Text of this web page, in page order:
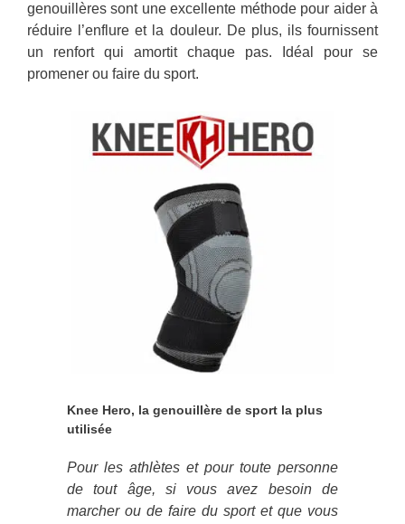
genouillères sont une excellente méthode pour aider à
réduire l’enflure et la douleur. De plus, ils fournissent
un renfort qui amortit chaque pas. Idéal pour se
promener ou faire du sport.
Knee Hero, la genouillère de sport la plus
utilisée
Pour les athlètes et pour toute personne
de tout âge, si vous avez besoin de
marcher ou de faire du sport et que vous